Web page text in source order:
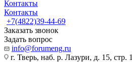
Контакты
Контакты
+7(4822)39-44-69
Заказать звонок
Задать вопрос
info@forumeng.ru
г. Тверь, наб. р. Лазури, д. 15, стр. 1